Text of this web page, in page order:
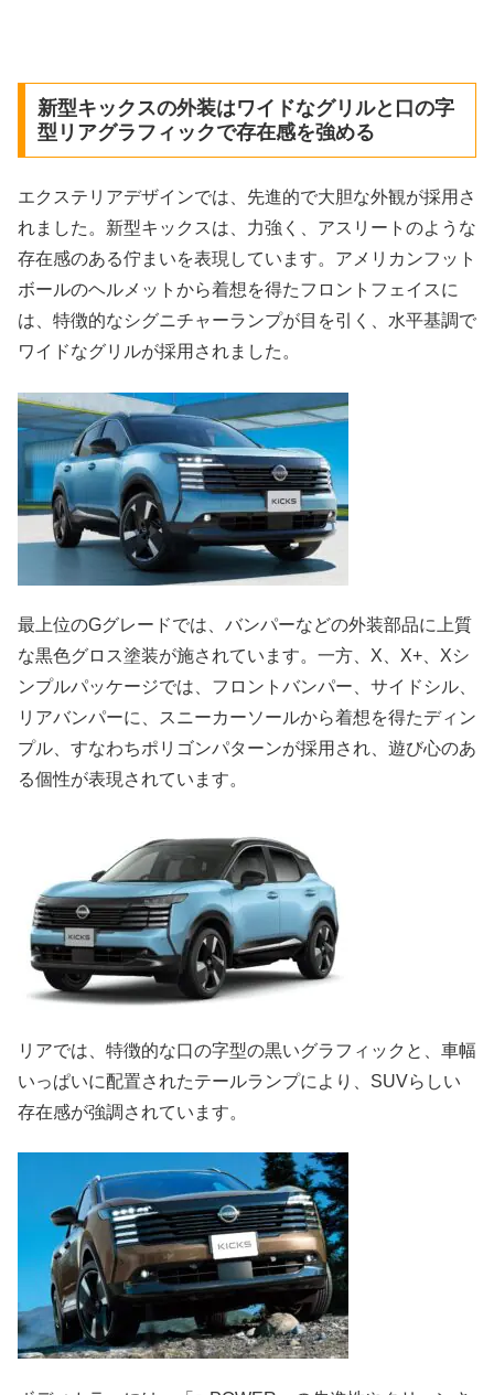
新型キックスの外装はワイドなグリルと口の字
型リアグラフィックで存在感を強める
エクステリアデザインでは、先進的で大胆な外観が採用さ
れました。新型キックスは、力強く、アスリートのような
存在感のある佇まいを表現しています。アメリカンフット
ボールのヘルメットから着想を得たフロントフェイスに
は、特徴的なシグニチャーランプが目を引く、水平基調で
ワイドなグリルが採用されました。
最上位のGグレードでは、バンパーなどの外装部品に上質
な黒色グロス塗装が施されています。一方、X、X+、Xシ
ンプルパッケージでは、フロントバンパー、サイドシル、
リアバンパーに、スニーカーソールから着想を得たディン
プル、すなわちポリゴンパターンが採用され、遊び心のあ
る個性が表現されています。
リアでは、特徴的な口の字型の黒いグラフィックと、車幅
いっぱいに配置されたテールランプにより、SUVらしい
存在感が強調されています。